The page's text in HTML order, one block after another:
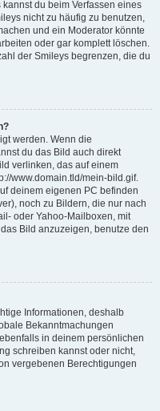
du beim Verfassen eines
nicht zu häufig zu benutzen,
und ein Moderator könnte
oder gar komplett löschen.
der Smileys begrenzen, die du
werden. Wenn die
du das Bild auch direkt
verlinken, das auf einem
www.domain.tld/mein-bild.gif.
deinem eigenen PC befinden
noch zu Bildern, die nur nach
oder Yahoo-Mailboxen, mit
Bild anzuzeigen, benutze den
Informationen, deshalb
Bekanntmachungen
in deinem persönlichen
schreiben kannst oder nicht,
vergebenen Berechtigungen